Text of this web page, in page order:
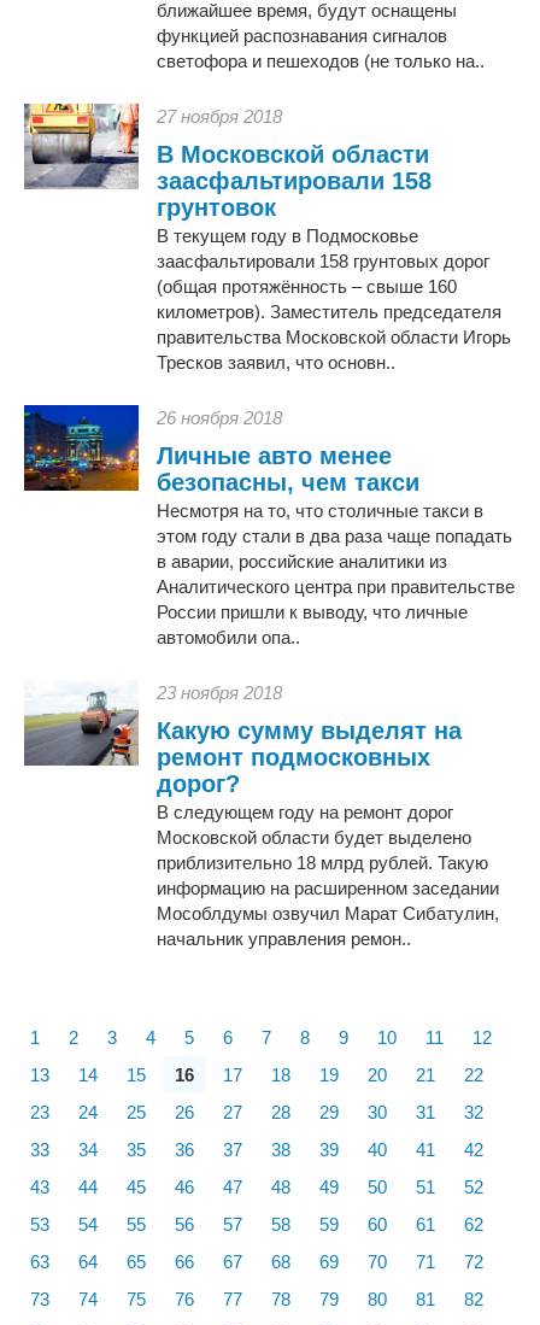
ближайшее время, будут оснащены
функцией распознавания сигналов
светофора и пешеходов (не только на..
27 ноября 2018
В Московской области
заасфальтировали 158
грунтовок
В текущем году в Подмосковье
заасфальтировали 158 грунтовых дорог
(общая протяжённость – свыше 160
километров). Заместитель председателя
правительства Московской области Игорь
Тресков заявил, что основн..
26 ноября 2018
Личные авто менее
безопасны, чем такси
Несмотря на то, что столичные такси в
этом году стали в два раза чаще попадать
в аварии, российские аналитики из
Аналитического центра при правительстве
России пришли к выводу, что личные
автомобили опа..
23 ноября 2018
Какую сумму выделят на
ремонт подмосковных
дорог?
В следующем году на ремонт дорог
Московской области будет выделено
приблизительно 18 млрд рублей. Такую
информацию на расширенном заседании
Мособлдумы озвучил Марат Сибатулин,
начальник управления ремон..
1 2 3 4 5 6 7 8 9 10 11
12
13
14 15 16 17 18 19 20 21
22
23
24 25 26 27 28 29 30 31
32
33
34 35 36 37 38 39 40 41
42
43
44 45 46 47 48 49 50 51
52
53
54 55 56 57 58 59 60 61
62
63
64 65 66 67 68 69 70 71
72
73
74 75 76 77 78 79 80 81
82